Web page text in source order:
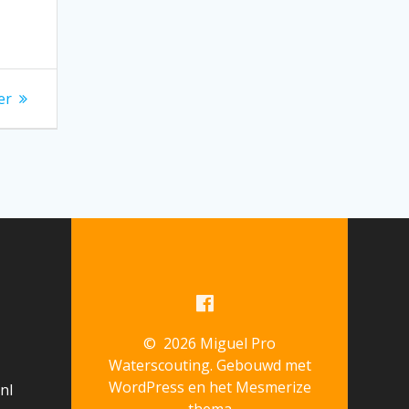
© 2026 Miguel Pro
Waterscouting. Gebouwd met
WordPress en het Mesmerize